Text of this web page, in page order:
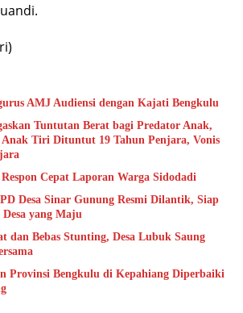
AMJ Audiensi dengan Kajati Bengkulu
Tuntutan Berat bagi Predator Anak,
Anak Tiri Dituntut 19 Tahun Penjara, Vonis
Cepat Laporan Warga Sidodadi
Desa Sinar Gunung Resmi Dilantik, Siap
yang Maju
dan Bebas Stunting, Desa Lubuk Saung
Provinsi Bengkulu di Kepahiang Diperbaiki